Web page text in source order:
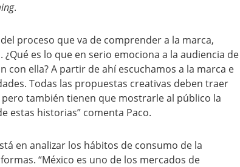
.
proceso que va de comprender a la marca,
es lo que en serio emociona a la audiencia de
con ella? A partir de ahí escuchamos a la marca e
Todas las propuestas creativas deben traer
también tienen que mostrarle al público la
estas historias” comenta Paco.
en analizar los hábitos de consumo de la
“México es uno de los mercados de